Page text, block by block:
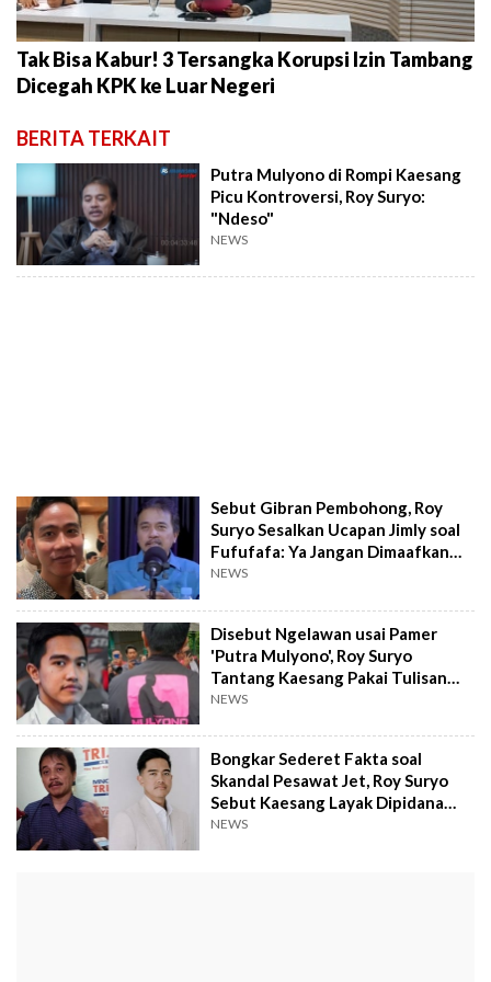
Tak Bisa Kabur! 3 Tersangka Korupsi Izin Tambang
Dicegah KPK ke Luar Negeri
BERITA TERKAIT
Putra Mulyono di Rompi Kaesang
Picu Kontroversi, Roy Suryo:
"Ndeso"
NEWS
Sebut Gibran Pembohong, Roy
Suryo Sesalkan Ucapan Jimly soal
Fufufafa: Ya Jangan Dimaafkan
Prof, Jelas-jelas Salah
NEWS
Disebut Ngelawan usai Pamer
'Putra Mulyono', Roy Suryo
Tantang Kaesang Pakai Tulisan
'Adiknya Fufufafa': Berani Gak?
NEWS
Bongkar Sederet Fakta soal
Skandal Pesawat Jet, Roy Suryo
Sebut Kaesang Layak Dipidana
karena Berbohong
NEWS